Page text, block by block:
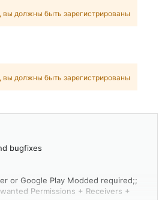
вы должны быть зарегистрированы
вы должны быть зарегистрированы
bugfixes
or Google Play Modded required;;
Permissions + Receivers +